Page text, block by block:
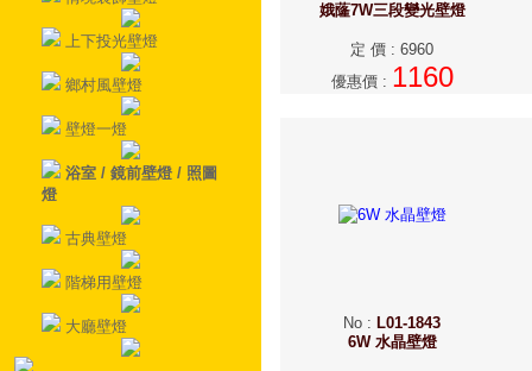
上下投光壁燈
鄉村風壁燈
壁燈一燈
浴室 / 鏡前壁燈 / 照圖
燈
古典壁燈
階梯用壁燈
大廳壁燈
娥蕯7W三段變光壁燈
定 價 : 6960
優惠價: 1160
No : L01-1843
6W 水晶壁燈